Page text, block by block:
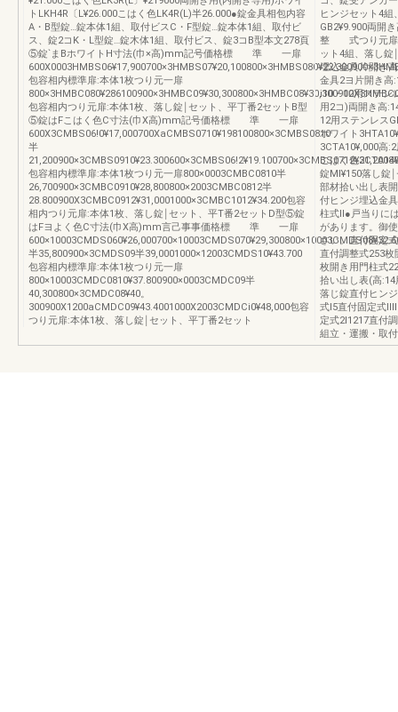
トLKH4R〔L¥26.000こはく色LK4R(L)半26.000●錠金具相包内容
A・B型錠…錠本体1組、取付ビスC・F型錠…錠本体1組、取付ビ
ス、錠2コK・L型錠…錠木体1組、取付ビス、錠3コB型本文278頁
⑤錠`まBホワイトH寸法(巾×高)mm記号価格標 準 一扉
包容相内標準扉:本体1枚つり元一扉
包容相内つり元扉:本体1枚、落し錠￨セット、平丁番2セットB型
⑤錠はFこはく色C寸法(巾X高)mm記号価格標 準 一扉
600X3CMBS06!0¥17,000700XaCMBS0710¥198100800×3CMBS0810
半
包容相内標準扉:本体1枚つり元一扉800×0003CMBC0810半
26,700900×3CMBC0910¥28,800800×2003CMBC0812半
28.800900X3CMBC0912¥31,0001000×3CMBC1012¥34.200包容
相内つり元扉:本体1枚、落し錠￨セット、平T番2セットD型⑤錠
はFヨよく色C寸法(巾X高)mm言己事事価格標 準 一扉
半35,800900×3CMDS09半39,0001000×12003CMDS10¥43.700
包容相内標準扉:本体1枚つり元一扉
800×10003CMDC0810¥37.800900×0003CMDC09半
40,300800×3CMDC08¥40。
300900X1200aCMDC09¥43.4001000X2003CMDCi0¥48,000包容
つり元扉:本体1枚、落し錠￨セット、平丁番2セット
ヒンジセット4
GB2¥9.900両開
整 式つり元扉
ット4組、落し錠
埋込金具片開き
金具2ヨ片開き高
i10・12用ステン
用2コ)両開き高
12用ステンレス
ホワイト
3CTA10¥,000高
こはく色
錠Ml¥150落し錠
部材拾い出し表
付ヒンジ埋込金
柱式ll●戸当りに
があります。御
さい。直付固定
直付調整式253
枚開き用門柱式
拾い出し表(高
落じ錠直付ヒン
式l5直付固定式
定式2l1217直付
組立・運搬・取